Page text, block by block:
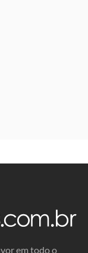
em todo o